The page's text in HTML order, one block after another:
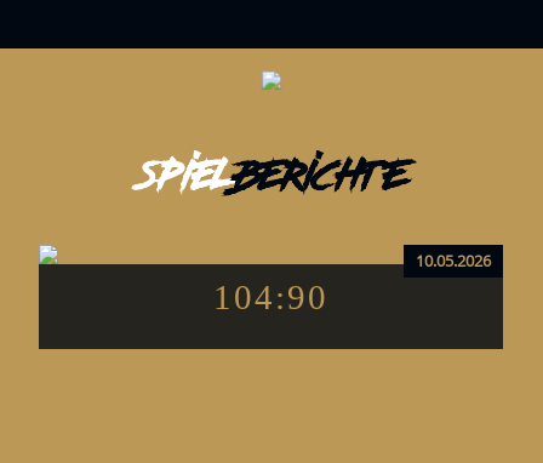
SPIELBERICHTE
10.05.2026
104:90